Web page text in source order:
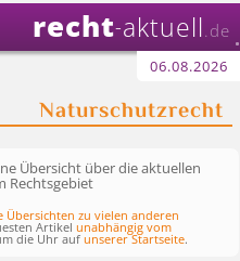
recht-aktuell .de
06.08.2026
Naturschutzrecht
Übersicht über die aktuellen
Rechtsgebiet
Übersichten zu vielen anderen
Artikelunabhängig vom
die Uhr aufunserer Startseite.